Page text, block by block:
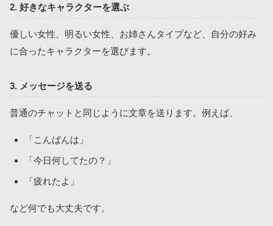
2. 好きなキャラクターを選ぶ
優しい女性、明るい女性、お姉さんタイプなど、自分の好み
に合ったキャラクターを選びます。
3. メッセージを送る
普通のチャットと同じように文章を送ります。例えば、
「こんばんは」
「今日何してたの？」
「疲れたよ」
など何でも大丈夫です。